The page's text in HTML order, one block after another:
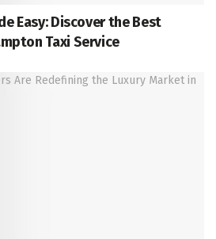
Easy: Discover the Best
Taxi Service